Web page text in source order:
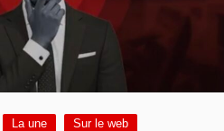
La une Sur le web